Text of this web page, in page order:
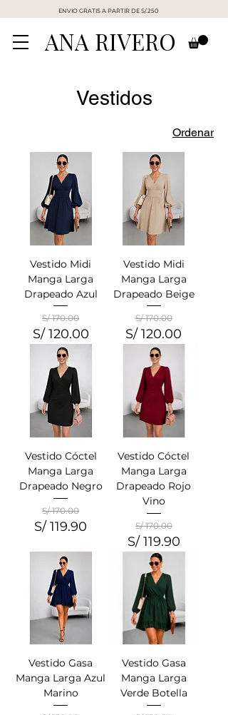
ENVIO GRATIS A PARTIR DE S/.250
ANA RIVERO
Vestidos
Ordenar
Vestido Midi
Manga Larga
Drapeado Azul
Precio
S/ 170.00
Precio de oferta
S/ 120.00
Vestido Midi
Manga Larga
Drapeado Beige
Precio
S/ 170.00
Precio de oferta
S/ 120.00
Vestido Cóctel
Manga Larga
Drapeado Negro
Precio
S/ 170.00
Precio de oferta
S/ 119.90
Vestido Cóctel
Manga Larga
Drapeado Rojo
Vino
Precio
S/ 170.00
Precio de oferta
S/ 119.90
Vestido Gasa
Manga Larga Azul
Marino
Vestido Gasa
Manga Larga
Verde Botella